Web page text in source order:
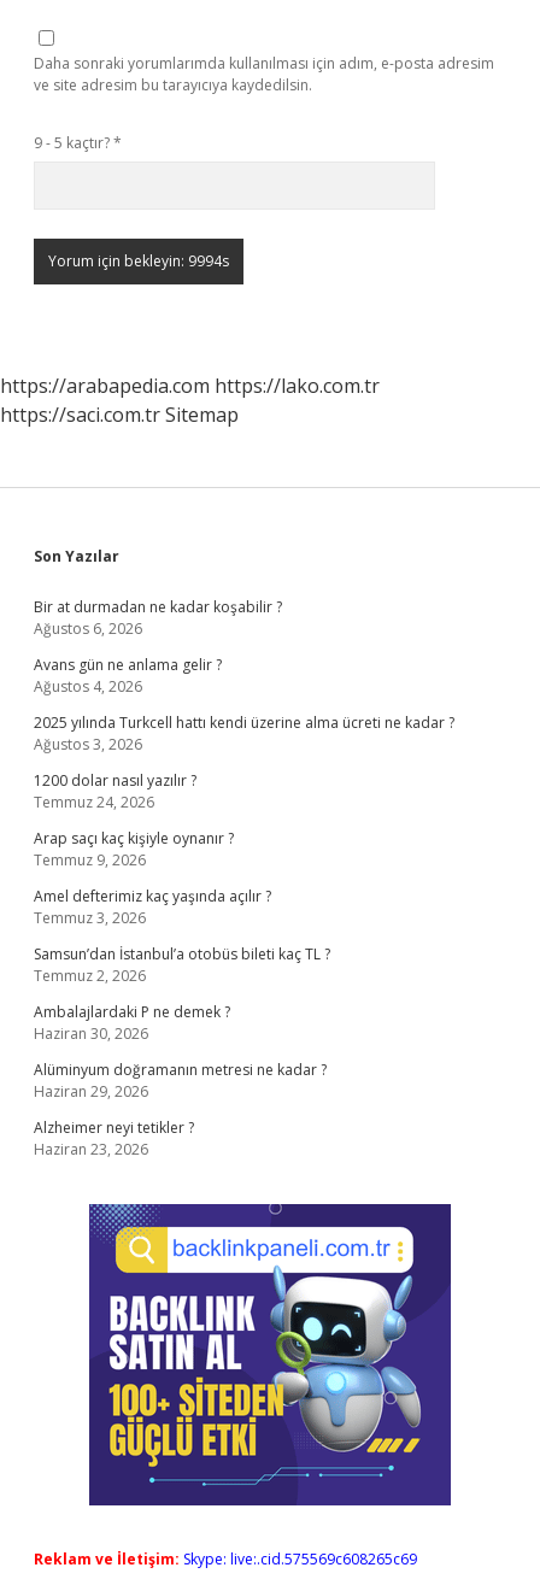
Daha sonraki yorumlarımda kullanılması için adım, e-posta adresim
ve site adresim bu tarayıcıya kaydedilsin.
9 - 5 kaçtır?*
https://arabapedia.com https://lako.com.tr
https://saci.com.trSitemap
Sidebar
Son Yazılar
Bir at durmadan ne kadar koşabilir ?
Ağustos 6, 2026
Avans gün ne anlama gelir ?
Ağustos 4, 2026
2025 yılında Turkcell hattı kendi üzerine alma ücreti ne kadar ?
Ağustos 3, 2026
1200 dolar nasıl yazılır ?
Temmuz 24, 2026
Arap saçı kaç kişiyle oynanır ?
Temmuz 9, 2026
Amel defterimiz kaç yaşında açılır ?
Temmuz 3, 2026
Samsun’dan İstanbul’a otobüs bileti kaç TL ?
Temmuz 2, 2026
Ambalajlardaki P ne demek ?
Haziran 30, 2026
Alüminyum doğramanın metresi ne kadar ?
Haziran 29, 2026
Alzheimer neyi tetikler ?
Haziran 23, 2026
Reklam ve İletişim: Skype: live:.cid.575569c608265c69